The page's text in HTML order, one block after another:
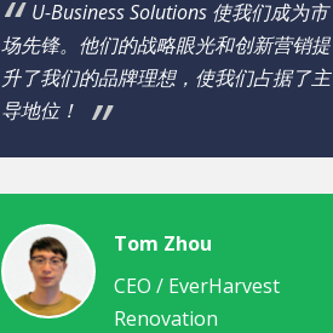
U-Business Solutions 使我们成为市
场先锋。他们的战略眼光和创新营销提
升了我们的品牌理想，使我们占据了主
导地位！
Tom Zhou
CEO / EverHarvest
Renovation